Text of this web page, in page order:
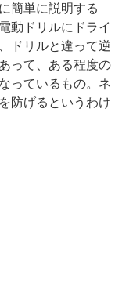
簡単に説明する
動ドリルにドライ
ドリルと違って逆
って、ある程度の
っているもの。ネ
防げるというわけ